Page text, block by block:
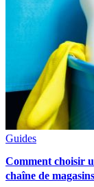
Guides
Comment choisir
chaîne de